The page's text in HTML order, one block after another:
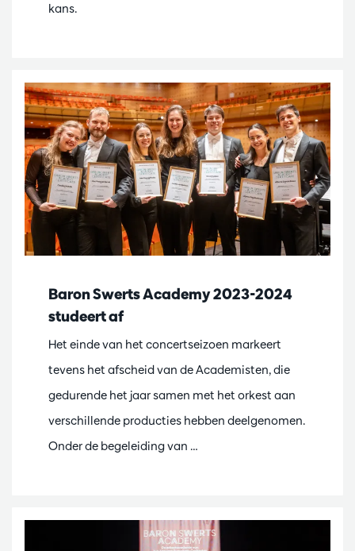
kans.
Baron Swerts Academy 2023-2024
studeert af
Het einde van het concertseizoen markeert
tevens het afscheid van de Academisten, die
gedurende het jaar samen met het orkest aan
verschillende producties hebben deelgenomen.
Onder de begeleiding van …